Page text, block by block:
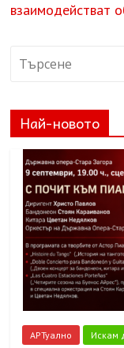
взаимодействат
Най-новото
АРТуално Искам